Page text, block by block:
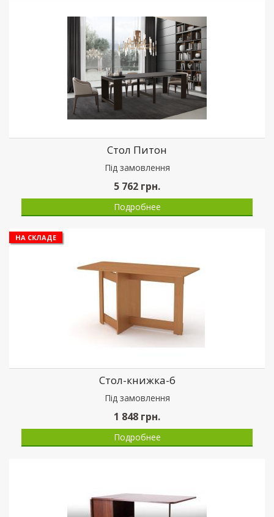
Стол Питон
Пiд замовлення
5 762 грн.
Подробнее
НА СКЛАДЕ
Стол-книжка-6
Пiд замовлення
1 848 грн.
Подробнее